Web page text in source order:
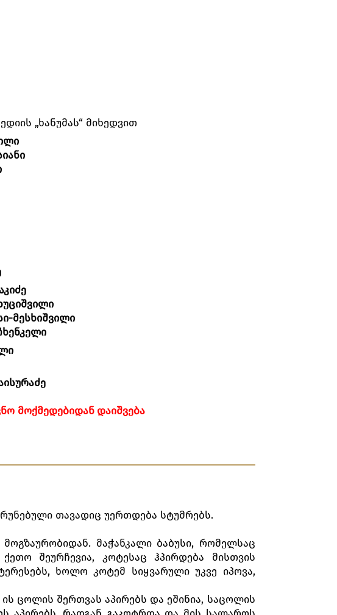
„ხანუმას“ მიხედვით
-მესხიშვილი
ᲛᲝᲥᲛᲔᲓᲔᲑᲘᲓᲐᲜ ᲓᲐᲘᲨᲕᲔᲑᲐ
თავადიც უერთდება სტუმრებს.
მაჭანკალი ბაბუსი, რომელსაც
შეურჩევია, კოტესაც ჰპირდება მისთვის
ხოლო კოტემ სიყვარული უკვე იპოვა,
ის ცოლის შერთვას აპირებს და ეშინია, საცოლის